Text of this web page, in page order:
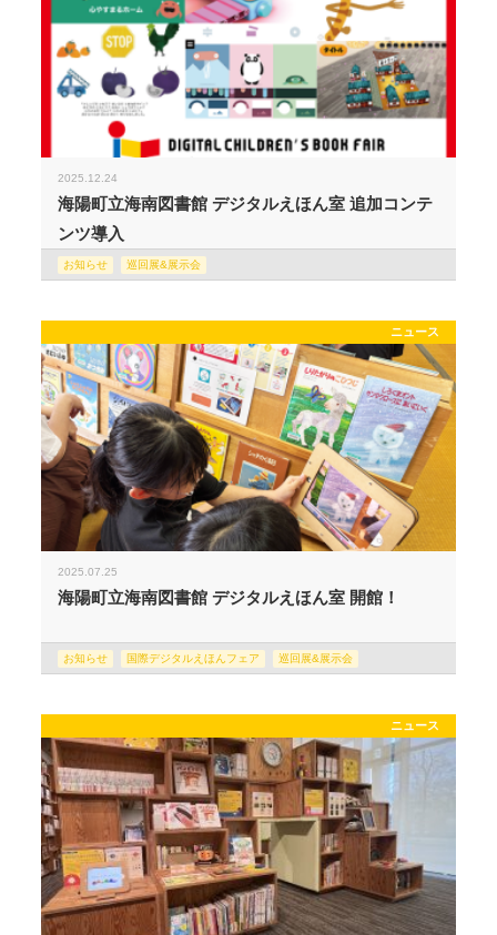
2025.12.24
海陽町立海南図書館 デジタルえほん室 追加コンテ
ンツ導入
お知らせ 巡回展&展示会
ニュース
2025.07.25
海陽町立海南図書館 デジタルえほん室 開館！
お知らせ 国際デジタルえほんフェア 巡回展&展示会
ニュース